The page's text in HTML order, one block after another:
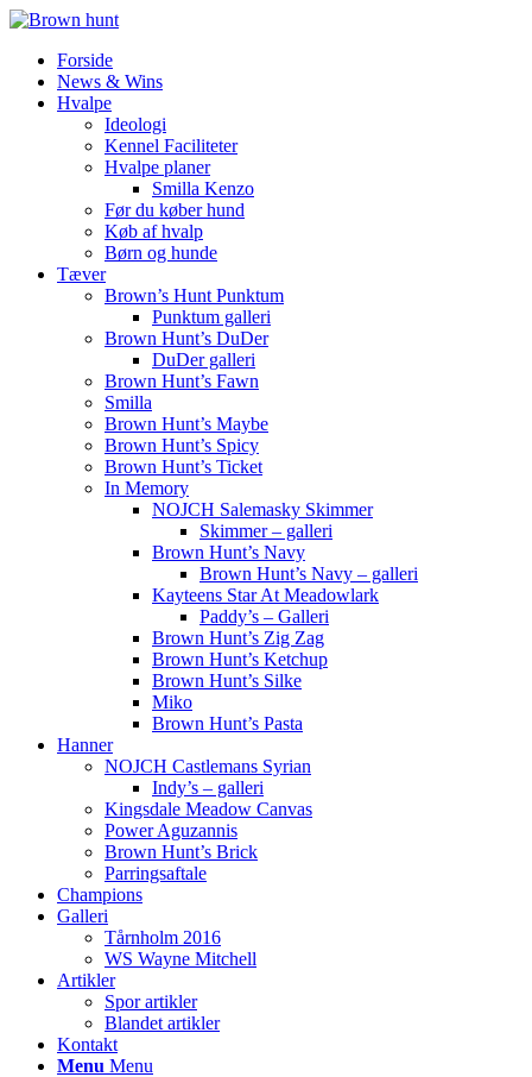
Forside
News & Wins
Hvalpe
Ideologi
Kennel Faciliteter
Hvalpe planer
Smilla Kenzo
Før du køber hund
Køb af hvalp
Børn og hunde
Tæver
Brown’s Hunt Punktum
Punktum galleri
Brown Hunt’s DuDer
DuDer galleri
Brown Hunt’s Fawn
Smilla
Brown Hunt’s Maybe
Brown Hunt’s Spicy
Brown Hunt’s Ticket
In Memory
NOJCH Salemasky Skimmer
Skimmer – galleri
Brown Hunt’s Navy
Brown Hunt’s Navy – galleri
Kayteens Star At Meadowlark
Paddy’s – Galleri
Brown Hunt’s Zig Zag
Brown Hunt’s Ketchup
Brown Hunt’s Silke
Miko
Brown Hunt’s Pasta
Hanner
NOJCH Castlemans Syrian
Indy’s – galleri
Kingsdale Meadow Canvas
Power Aguzannis
Brown Hunt’s Brick
Parringsaftale
Champions
Galleri
Tårnholm 2016
WS Wayne Mitchell
Artikler
Spor artikler
Blandet artikler
Kontakt
Menu Menu